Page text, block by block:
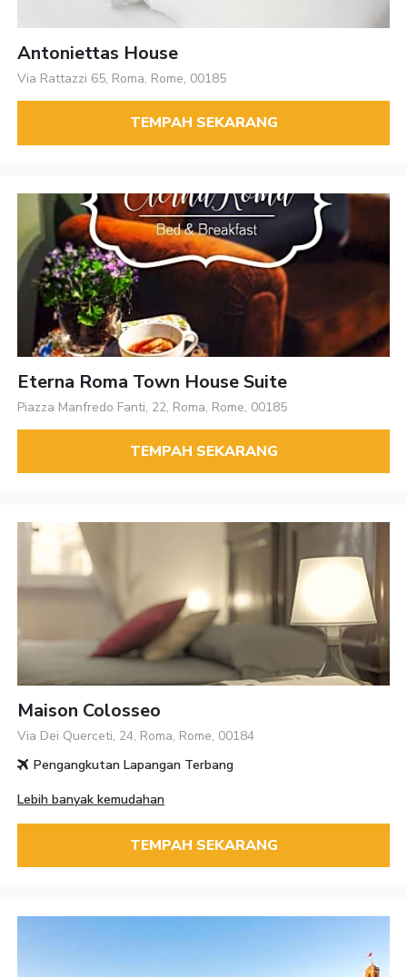
Antoniettas House
Via Rattazzi 65, Roma, Rome, 00185
TEMPAH SEKARANG
Eterna Roma Town House Suite
Piazza Manfredo Fanti, 22, Roma, Rome, 00185
TEMPAH SEKARANG
Maison Colosseo
Via Dei Querceti, 24, Roma, Rome, 00184
Pengangkutan Lapangan Terbang
Lebih banyak kemudahan
TEMPAH SEKARANG